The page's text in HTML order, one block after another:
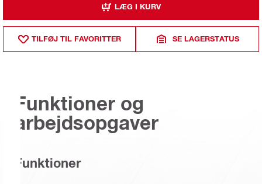
LÆG I KURV
TILFØJ TIL FAVORITTER SE LAGERSTATUS
Funktioner og
arbejdsopgaver
Funktioner